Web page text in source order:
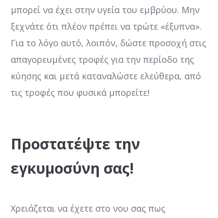
μπορεί να έχει στην υγεία του εμβρύου. Μην
ξεχνάτε ότι πλέον πρέπει να τρώτε «έξυπνα».
Για το λόγο αυτό, λοιπόν, δώστε προσοχή στις
απαγορευμένες τροφές για την περίοδο της
κύησης και μετά καταναλώστε ελεύθερα, από
τις τροφές που φυσικά μπορείτε!
Προστατέψτε την
εγκυμοσύνη σας!
Χρειάζεται να έχετε στο νου σας πως